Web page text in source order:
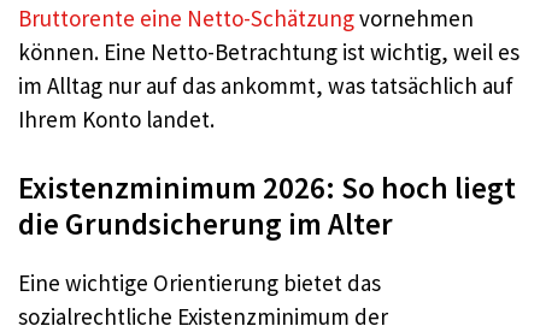
Bruttorente eine Netto-Schätzungvornehmen
können. Eine Netto-Betrachtung ist wichtig, weil es
im Alltag nur auf das ankommt, was tatsächlich auf
Ihrem Konto landet.
Existenzminimum 2026: So hoch liegt
die Grundsicherung im Alter
Eine wichtige Orientierung bietet das
sozialrechtliche Existenzminimum der